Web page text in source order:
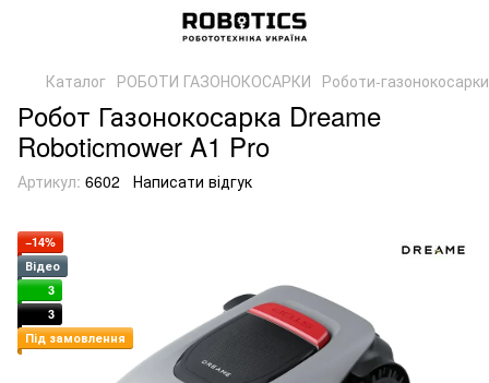
Каталог РОБОТИ ГАЗОНОКОСАРКИ Роботи-
Робот Газонокосарка Dreame
Roboticmower A1 Pro
Артикул: 6602 Написати відгук
−14%
Відео
3
3
Під замовлення